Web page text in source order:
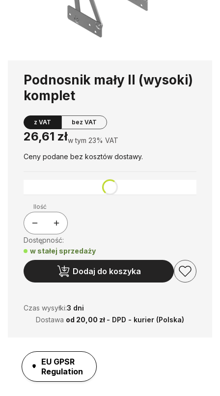
Podnosnik mały II (wysoki)
komplet
z VAT bez VAT
Cena
26,61 złw tym 23% VAT
w tym 23% VAT
Ceny podane bez kosztów dostawy.
Ilość
Dostępność:
w stałej sprzedaży
Dodaj do koszyka
Czas wysyłki:3 dni
Dostawa od 20,00 zł - DPD - kurier (Polska)
EU GPSR
Regulation